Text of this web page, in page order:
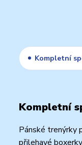
Kompletní
Kompletní
Pánské trenýrky
přilehavé